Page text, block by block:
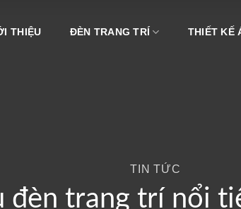
THIỆU ĐÈN TRANG TRÍ THIẾT KẾ
TIN TỨC
đèn trang trí nổi